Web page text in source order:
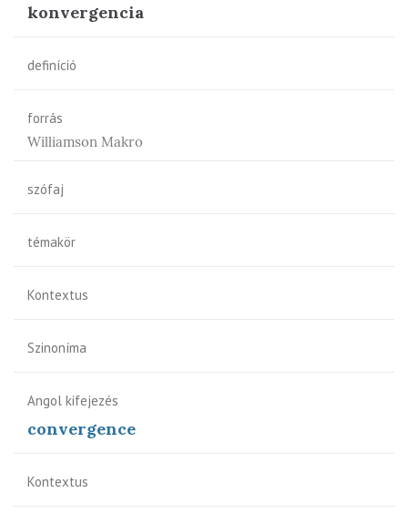
konvergencia
definíció
forrás
Williamson Makro
szófaj
témakör
Kontextus
Szinoníma
Angol kifejezés
convergence
Kontextus